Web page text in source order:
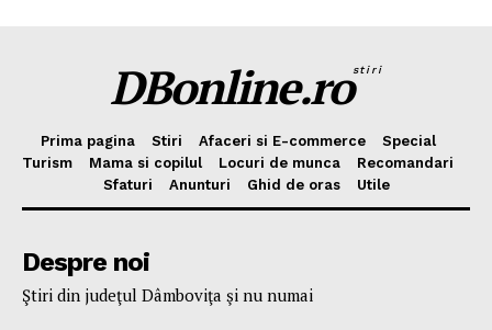
DBonline.rostiri
Prima pagina Stiri Afaceri si E-commerce
Special
Turism
Mama si copilul Locuri de munca
Recomandari
Sfaturi
Anunturi Ghid de oras Utile
Despre noi
Ştiri din judeţul Dâmboviţa şi nu numai